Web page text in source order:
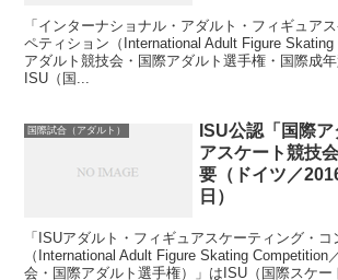
「インターナショナル・アダルト・フィギュア
ペティション（International Adult Figure
アダルト競技会・国際アダルト選手権・国際成
ISU（国...
国際試合（アダルト）
ISU公認「国際
アスケート競技
要（ドイツ／
日）
「ISUアダルト・フィギュアスケーティング・
（International Adult Figure Skating Competition
会・国際アダルト選手権）」はISU（国際スケー